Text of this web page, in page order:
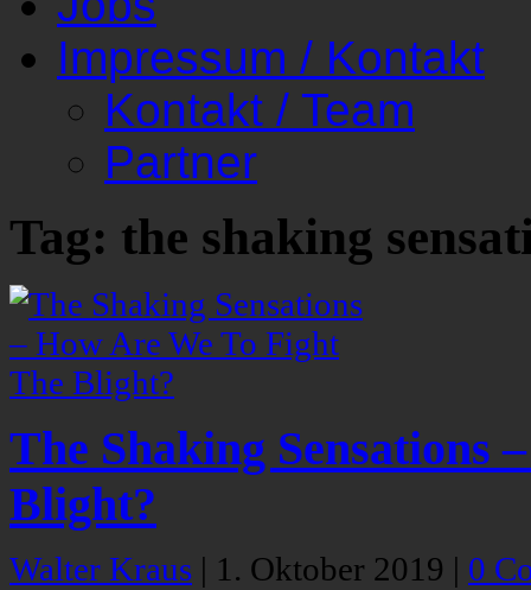
Impressum / Kontakt
Kontakt / Team
Partner
Tag: the shaking
The Shaking Sensations
Blight?
Walter Kraus | 1. Oktober 2019 | 0